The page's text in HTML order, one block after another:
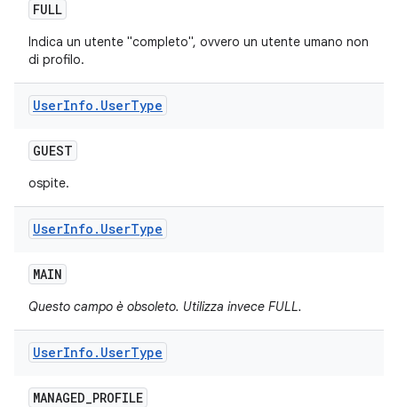
FULL
Indica un utente "completo", ovvero un utente umano non
di profilo.
UserInfo . UserType
GUEST
ospite.
UserInfo . UserType
MAIN
Questo campo è obsoleto. Utilizza invece FULL.
UserInfo . UserType
MANAGED_PROFILE